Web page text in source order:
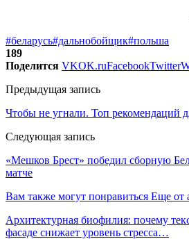
#беларусь#дальнобойщик#польша
189
Поделится VKOK.ruFacebookTwitter
Предыдущая запись
Чтобы не угнали. Топ рекомендаций
Следующая запись
«Мешков Брест» победил сборную
матче
Вам также могут понравиться Еще от
Архитектурная биофилия: почему
фасаде снижает уровень стресса…